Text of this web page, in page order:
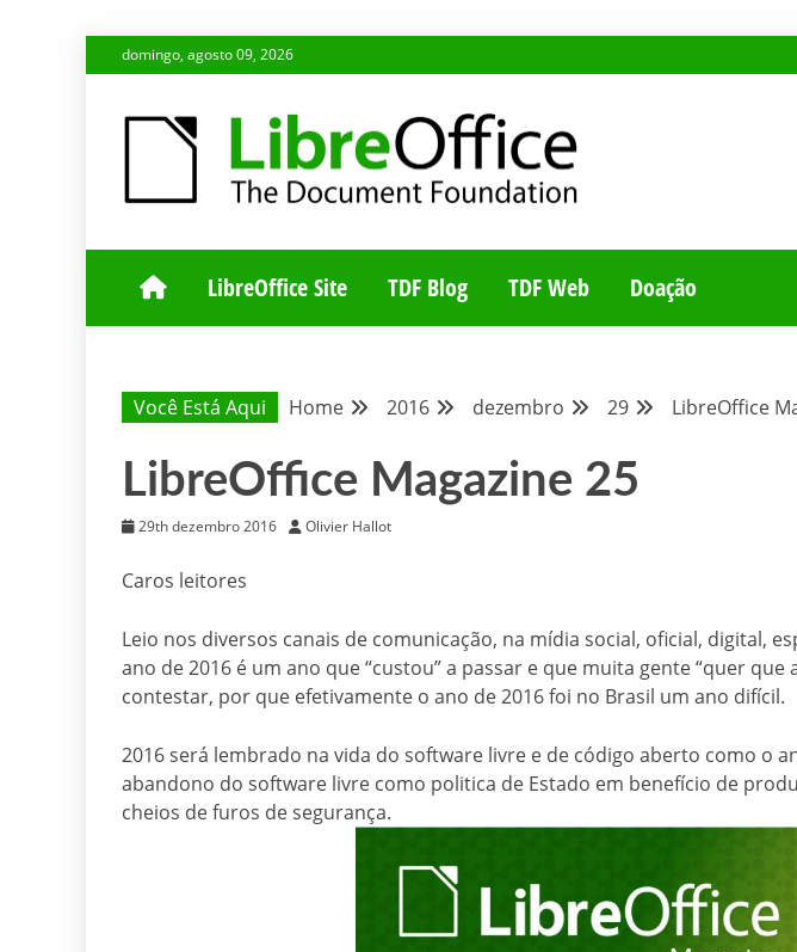
to
domingo, agosto 09, 2026
BLOG DA
LibreOffice Site TDF Blog TDF Web Doação
Você Está Aqui Home 2016 dezembro 29 LibreOffice
LibreOffice Magazine 25
29th dezembro 2016 Olivier Hallot
Caros leitores
Leio nos diversos canais de comunicação, na mídia social, oficial, digital,
ano de 2016 é um ano que “custou” a passar e que muita gente “quer que
contestar, por que efetivamente o ano de 2016 foi no Brasil um ano difícil.
2016 será lembrado na vida do software livre e de código aberto como o
abandono do software livre como politica de Estado em benefício de
cheios de furos de segurança.